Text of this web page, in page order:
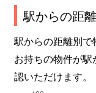
駅からの距
駅からの距離別で
お持ちの物件が
認いただけます。